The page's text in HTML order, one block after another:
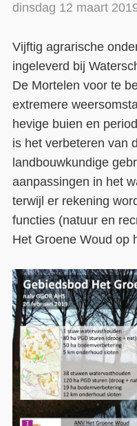
dinsdag 12 maart
Vijftig agrarische
ingeleverd bij
De Mortelen voor te
extremere
hevige buien en
is het verbeteren van
landbouwkundige
aanpassingen in het
terwijl er rekening
functies (natuur en
Het Groene Woud op